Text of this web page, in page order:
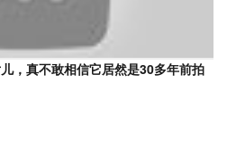
，真不敢相信它居然是30多年前拍